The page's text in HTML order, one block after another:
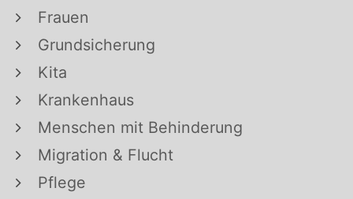
Frauen
Grundsicherung
Kita
Krankenhaus
Menschen mit Behinderung
Migration & Flucht
Pflege